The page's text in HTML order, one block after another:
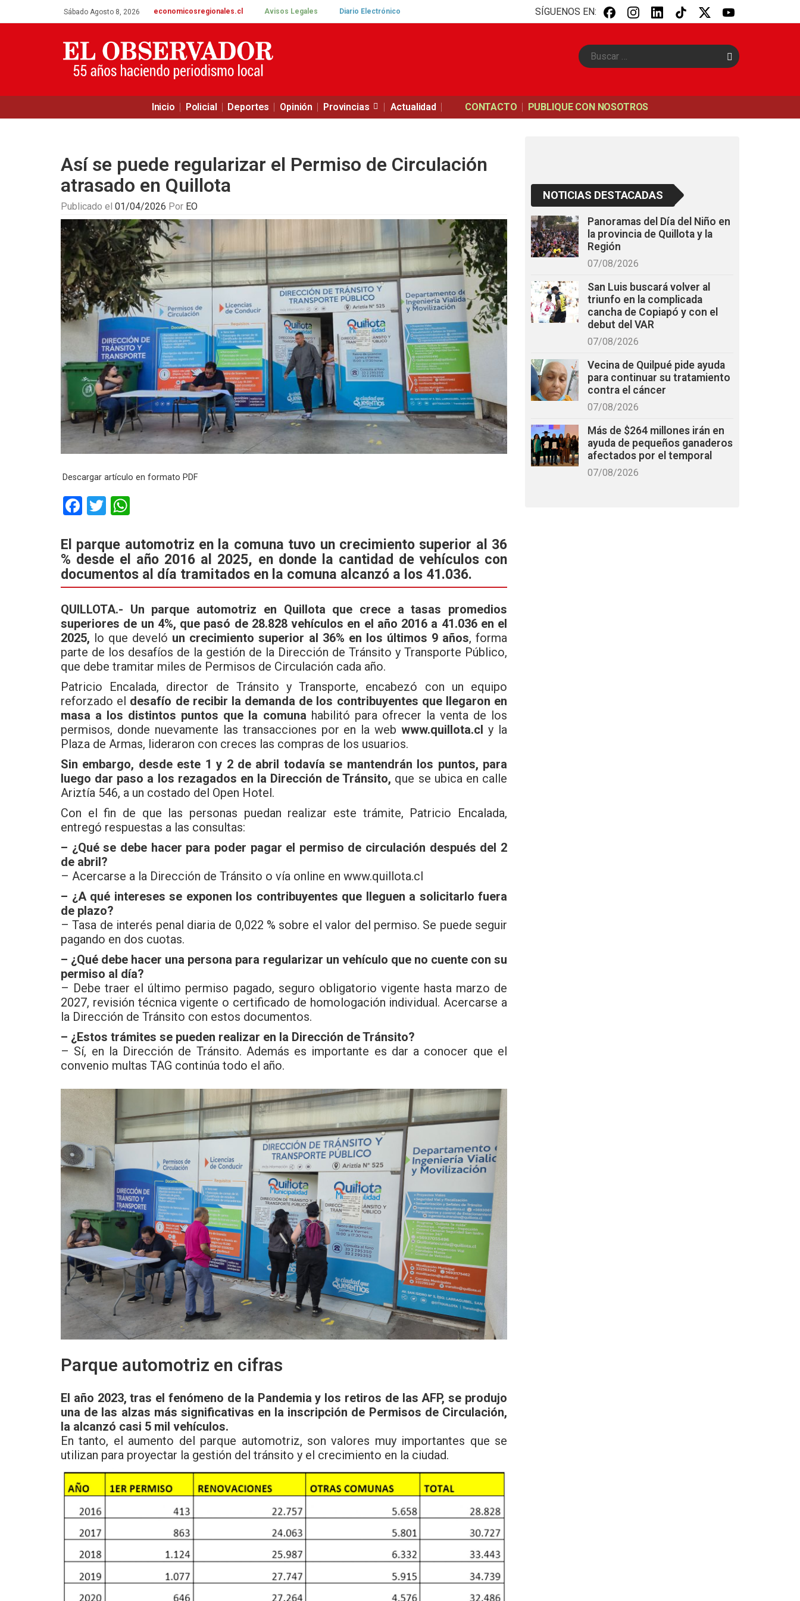
Sábado Agosto 8, 2026 economicosregionales.cl Avisos Legales Diario Electrónico SÍGUENOS EN:
B
u
Inicio Policial Deportes Opinión Provincias Actualidad CONTACTO PUBLIQUE CON NOSOTROS
Así se puede regularizar el Permiso de Circulación
atrasado en Quillota
Publicado el 01/04/2026 Por EO
Descargar artículo en formato PDF
F
ce
b
o
o
k
T
tt
er
at
s
A
p
p
El parque automotriz en la comuna tuvo un crecimiento superior al 36
% desde el año 2016 al 2025, en donde la cantidad de vehículos con
documentos al día tramitados en la comuna alcanzó a los 41.036.
QUILLOTA.- Un parque automotriz en Quillota que crece a tasas promedios
superiores de un 4%, que pasó de 28.828 vehículos en el año 2016 a 41.036 en el
2025, lo que develó un crecimiento superior al 36% en los últimos 9 años, forma
parte de los desafíos de la gestión de la Dirección de Tránsito y Transporte Público,
que debe tramitar miles de Permisos de Circulación cada año.
Patricio Encalada, director de Tránsito y Transporte, encabezó con un equipo
reforzado el desafío de recibir la demanda de los contribuyentes que llegaron en
masa a los distintos puntos que la comuna habilitó para ofrecer la venta de los
permisos, donde nuevamente las transacciones por en la webwww.quillota.cl y la
Plaza de Armas, lideraron con creces las compras de los usuarios.
Sin embargo, desde este 1 y 2 de abril todavía se mantendrán los puntos, para
luego dar paso a los rezagados en la Dirección de Tránsito, que se ubica en calle
Ariztía 546, a un costado del Open Hotel.
Con el fin de que las personas puedan realizar este trámite, Patricio Encalada,
entregó respuestas a las consultas:
– ¿Qué se debe hacer para poder pagar el permiso de circulación después del 2
de abril?
– Acercarse a la Dirección de Tránsito o vía online en www.quillota.cl
– ¿A qué intereses se exponen los contribuyentes que lleguen a solicitarlo fuera
de plazo?
– Tasa de interés penal diaria de 0,022 % sobre el valor del permiso. Se puede seguir
pagando en dos cuotas.
– ¿Qué debe hacer una persona para regularizar un vehículo que no cuente con su
permiso al día?
– Debe traer el último permiso pagado, seguro obligatorio vigente hasta marzo de
2027, revisión técnica vigente o certificado de homologación individual. Acercarse a
la Dirección de Tránsito con estos documentos.
– ¿Estos trámites se pueden realizar en la Dirección de Tránsito?
– Sí, en la Dirección de Tránsito. Además es importante es dar a conocer que el
convenio multas TAG continúa todo el año.
Parque automotriz en cifras
El año 2023, tras el fenómeno de la Pandemia y los retiros de las AFP, se produjo
una de las alzas más significativas en la inscripción de Permisos de Circulación,
la alcanzó casi 5 mil vehículos.
En tanto, el aumento del parque automotriz, son valores muy importantes que se
utilizan para proyectar la gestión del tránsito y el crecimiento en la ciudad.
NOTICIAS DESTACADAS
Panoramas del Día del Niño en
la provincia de Quillota y la
Región
07/08/2026
San Luis buscará volver al
triunfo en la complicada
cancha de Copiapó y con el
debut del VAR
07/08/2026
Vecina de Quilpué pide ayuda
para continuar su tratamiento
contra el cáncer
07/08/2026
Más de $264 millones irán en
ayuda de pequeños ganaderos
afectados por el temporal
07/08/2026